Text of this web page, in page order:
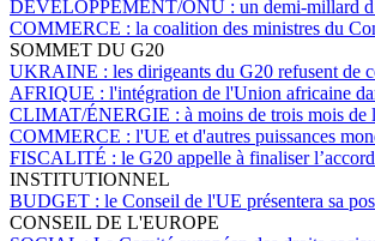
DÉVELOPPEMENT/ONU : un demi-millard
COMMERCE : la coalition des ministres du
SOMMET DU G20
UKRAINE : les dirigeants du G20 refusent de
AFRIQUE : l'intégration de l'Union africaine
CLIMAT/ÉNERGIE : à moins de trois mois
COMMERCE : l'UE et d'autres puissances
FISCALITÉ : le G20 appelle à finaliser
INSTITUTIONNEL
BUDGET : le Conseil de l'UE présentera sa
CONSEIL DE L'EUROPE